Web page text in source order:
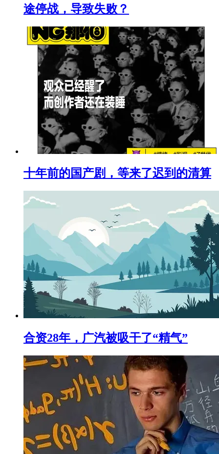
途停战，导致失败？
十年前的国产剧，等来了迟到的清算
合资28年，广汽被吸干了“精气”